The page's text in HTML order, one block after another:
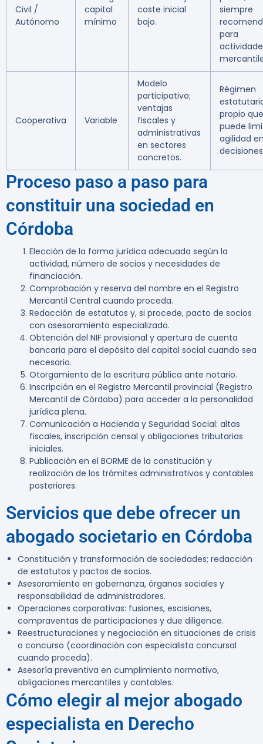
Civil /
Autónomo
capital
mínimo
coste inicial
bajo.
siempre
para
Cooperativa Variable
Modelo
participativo;
ventajas
fiscales y
administrativas
en sectores
concretos.
Régimen
propio que
puede
agilidad
Proceso paso a paso para
constituir una sociedad en
Córdoba
Elección de la forma jurídica adecuada según la
actividad, número de socios y necesidades de
financiación.
Comprobación y reserva del nombre en el Registro
Mercantil Central cuando proceda.
Redacción de estatutos y, si procede, pacto de socios
con asesoramiento especializado.
Obtención del NIF provisional y apertura de cuenta
bancaria para el depósito del capital social cuando sea
necesario.
Otorgamiento de la escritura pública ante notario.
Inscripción en el Registro Mercantil provincial (Registro
Mercantil de Córdoba) para acceder a la personalidad
jurídica plena.
Comunicación a Hacienda y Seguridad Social: altas
fiscales, inscripción censal y obligaciones tributarias
iniciales.
Publicación en el BORME de la constitución y
realización de los trámites administrativos y contables
posteriores.
Servicios que debe ofrecer un
abogado societario en Córdoba
Constitución y transformación de sociedades; redacción
de estatutos y pactos de socios.
Asesoramiento en gobernanza, órganos sociales y
responsabilidad de administradores.
Operaciones corporativas: fusiones, escisiones,
compraventas de participaciones y due diligence.
Reestructuraciones y negociación en situaciones de crisis
o concurso (coordinación con especialista concursal
cuando proceda).
Asesoría preventiva en cumplimiento normativo,
obligaciones mercantiles y contables.
Cómo elegir al mejor abogado
especialista en Derecho